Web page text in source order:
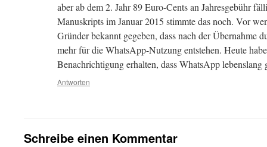
aber ab dem 2. Jahr 89 Euro-Cents an Jahresgebühr
Manuskripts im Januar 2015 stimmte das noch. Vor
Gründer bekannt gegeben, dass nach der Übernahme
mehr für die WhatsApp-Nutzung entstehen. Heute
Benachrichtigung erhalten, dass WhatsApp lebenslang
Antworten
Schreibe einen Kommentar